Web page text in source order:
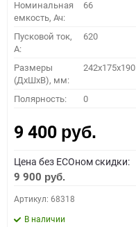
Номинальная
емкость, Ач:
66
Пусковой ток,
A:
620
Размеры
(ДхШхВ), мм:
242x175x190
Полярность: 0
9 400 руб.
Цена без ECOном скидки:
9 900 руб.
Артикул: 68318
В наличии